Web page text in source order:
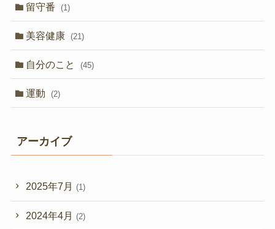
留守番 (1)
美容健康 (21)
自分のこと (45)
運動 (2)
アーカイブ
2025年7月 (1)
2024年4月 (2)